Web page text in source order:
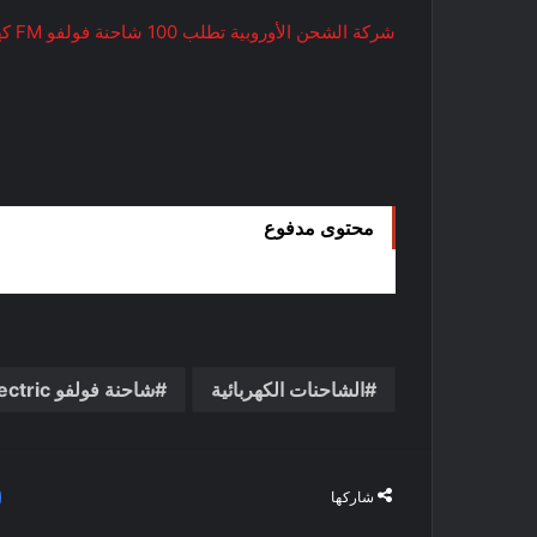
شركة الشحن الأوروبية تطلب 100 شاحنة فولفو FM كهربائية
محتوى مدفوع
الشاحنات الكهربائية شاحنة فولفو VNR Electric
شاركها